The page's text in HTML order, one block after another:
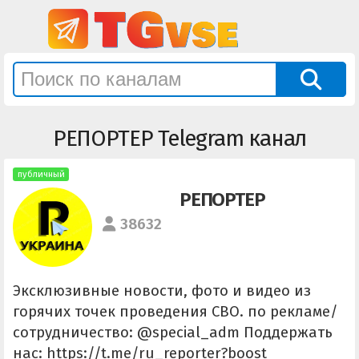
РЕПОРТЕР Telegram канал
публичный
РЕПОРТЕР
38632
Эксклюзивные новости, фото и видео из
горячих точек проведения СВО. по рекламе/
сотрудничество: @special_adm Поддержать
нас: https://t.me/ru_reporter?boost